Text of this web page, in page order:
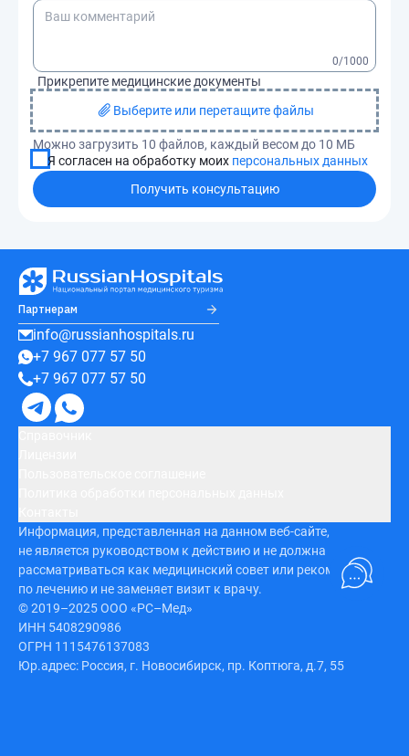
0/1000
Прикрепите медицинские документы
Выберите или перетащите файлы
Можно загрузить 10 файлов, каждый весом до 10 МБ
Я согласен на обработку моих персональных данных
Получить консультацию
Партнерам
info@russianhospitals.ru
+7 967 077 57 50
+7 967 077 57 50
Информация, представленная на данном веб-сайте,
не является руководством к действию и не должна
рассматриваться как медицинский совет или рекомендация
по лечению и не заменяет визит к врачу.
© 2019–2025 ООО «РС–Мед»
ИНН 5408290986
ОГРН 1115476137083
Юр.адрес: Россия, г. Новосибирск, пр. Коптюга, д.7, 55